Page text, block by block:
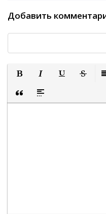
Добавить
Вставка цитаты
Вставка спойлера